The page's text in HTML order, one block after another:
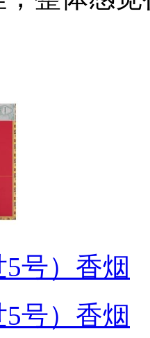
号）香烟
号）香烟